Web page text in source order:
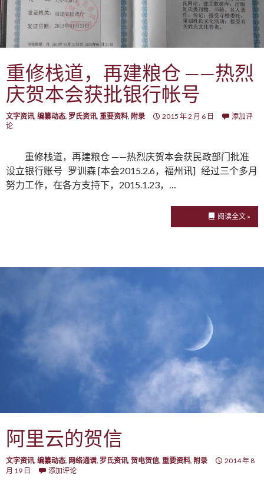
重修栈道，再建粮仓 ——热烈
庆贺本会获批银行帐号
文字资讯, 编纂动态, 罗氏资讯, 重要资料, 附录 2015 年 2 月 6 日
添加评
论
重修栈道，再建粮仓 ——热烈庆贺本会获民政部门批准
设立银行账号 罗训森 [本会2015.2.6，福州讯] 经过三个多月
努力工作，在各方支持下，2015.1.23，…
阅读全文 »
阿里云的贺信
文字资讯, 编纂动态, 网络通谱, 罗氏资讯, 贺电贺信, 重要资料, 附录
2014 年 8
月 19 日
添加评论